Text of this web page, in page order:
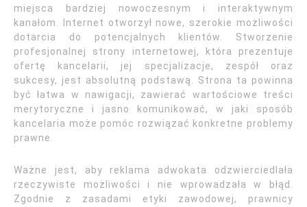
miejsca bardziej nowoczesnym i interaktywnym
kanałom. Internet otworzył nowe, szerokie możliwości
dotarcia do potencjalnych klientów. Stworzenie
profesjonalnej strony internetowej, która prezentuje
ofertę kancelarii, jej specjalizacje, zespół oraz
sukcesy, jest absolutną podstawą. Strona ta powinna
być łatwa w nawigacji, zawierać wartościowe treści
merytoryczne i jasno komunikować, w jaki sposób
kancelaria może pomóc rozwiązać konkretne problemy
prawne.
Ważne jest, aby reklama adwokata odzwierciedlała
rzeczywiste możliwości i nie wprowadzała w błąd.
Zgodnie z zasadami etyki zawodowej, prawnicy